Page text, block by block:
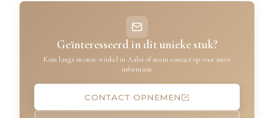
Geïnteresseerd in dit unieke stuk?
Kom langs in onze winkel in Aalst of neem contact op voor meer
informatie
CONTACT OPNEMEN